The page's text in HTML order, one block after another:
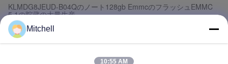
KLMDG8JEUD-B04Qのノート128gb EmmcのフラッシュEMMC
5.1の貯蔵の大量生産
EMCPの記憶
KMDD60018M-B320 32 + 24 EMCPのメモリー チップ、Lpddr4コ
ントローラー-デスクトップのラップトップのための3733MHz
Mitchell
10:55 AM